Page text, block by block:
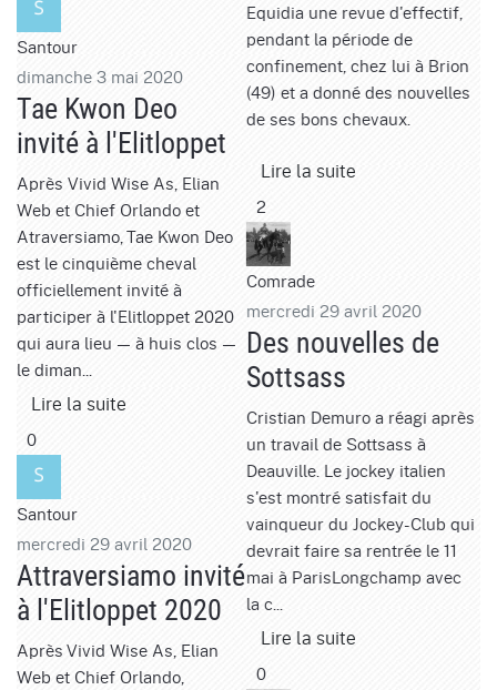
Equidia une revue d'effectif,
pendant la période de
confinement, chez lui à Brion
(49) et a donné des nouvelles
de ses bons chevaux.
Lire la suite
2
Santour
dimanche 3 mai 2020
Tae Kwon Deo
invité à l'Elitloppet
Après Vivid Wise As, Elian
Web et Chief Orlando et
Atraversiamo, Tae Kwon Deo
est le cinquième cheval
officiellement invité à
participer à l'Elitloppet 2020
qui aura lieu — à huis clos —
le diman...
Lire la suite
0
Comrade
mercredi 29 avril 2020
Des nouvelles de
Sottsass
Cristian Demuro a réagi après
un travail de Sottsass à
Deauville. Le jockey italien
s'est montré satisfait du
vainqueur du Jockey-Club qui
devrait faire sa rentrée le 11
mai à ParisLongchamp avec
la c...
Lire la suite
0
Santour
mercredi 29 avril 2020
Attraversiamo invité
à l'Elitloppet 2020
Après Vivid Wise As, Elian
Web et Chief Orlando,